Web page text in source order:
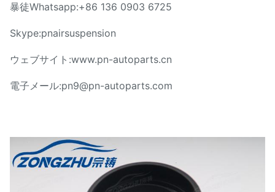
暴徒Whatsapp:+86 136 0903 6725
Skype:pnairsuspension
ウェブサイト:www.pn-autoparts.cn
電子メール:pn9@pn-autoparts.com